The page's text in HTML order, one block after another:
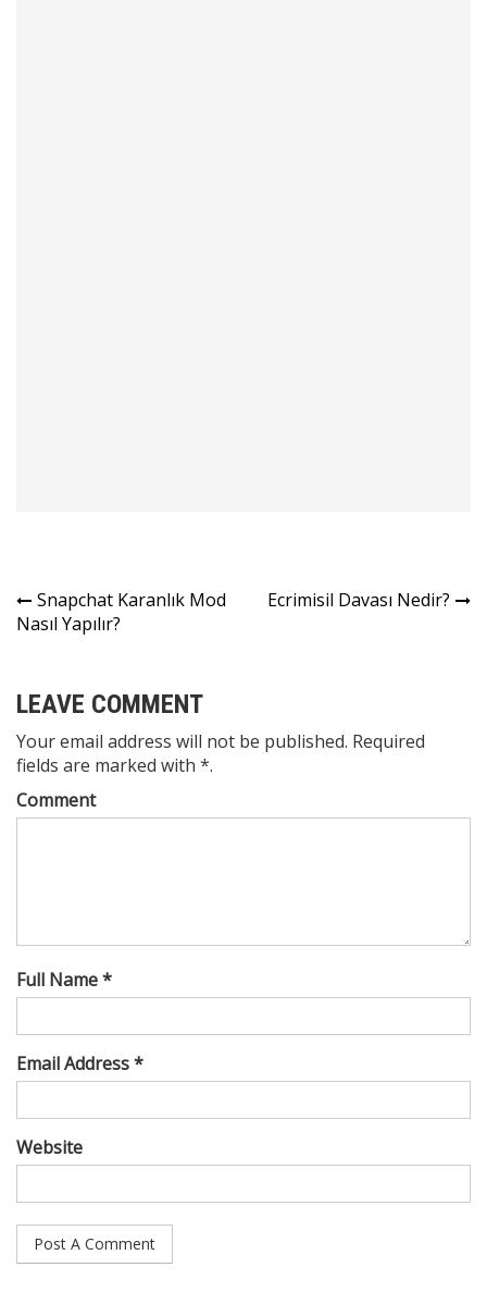
Yazı
gezinmesi
Snapchat Karanlık Mod
Nasıl Yapılır?
Ecrimisil Davası Nedir?
LEAVE COMMENT
Your email address will not be published. Required
fields are marked with *.
Comment
Full Name *
Email Address *
Website